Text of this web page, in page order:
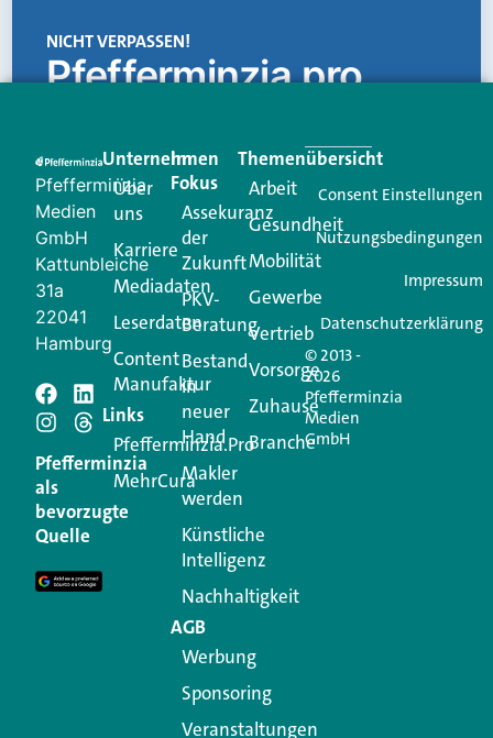
NICHT VERPASSEN!
Pfefferminzia.pro
Creator für Ihre Kundenkommunikation. Alles, was
Ihren Vertriebsalltag leichter macht. Mit nur einem
Login.
Jetzt anmelden
Schreiben Sie einen
Kommentar
Ihre E-Mail-Adresse wird nicht veröffentlicht.
Erforderliche Felder sind mit
Kommentar
Pfefferminzia
Medien
GmbH
Kattunbleiche
31a
22041
Hamburg
Pfefferminzia
als
bevorzugte
Quelle
Unternehmen
Über
uns
Karriere
Mediadaten
Leserdaten
Content
Manufaktur
Links
Pfefferminzia.Pro
MehrCura
Im
Fokus
Assekuranz
der
Zukunft
PKV-
Beratung
Bestand
in
neuer
Hand
Makler
werden
Künstliche
Intelligenz
Nachhaltigkeit
AGB
Werbung
Sponsoring
Veranstaltungen
Themenübersicht
Arbeit
Gesundheit
Mobilität
Gewerbe
Vertrieb
Vorsorge
Zuhause
Branche
© 2013 -
2026
Pfefferminzia
Medien
GmbH
Consent Einstellungen
Nutzungsbedingungen
Impressum
Datenschutzerklärung